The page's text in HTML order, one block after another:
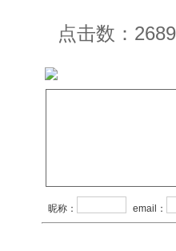
点击数：
昵称： email：